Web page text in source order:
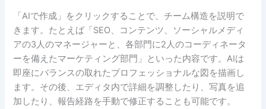
「AIで作成」をクリックすることで、チーム構造を説明で
きます。たとえば「SEO、コンテンツ、ソーシャルメディ
アの3人のマネージャーと、各部門に2人のコーディネータ
ーを備えたマーケティング部門」といった内容です。AIは
即座にバランスの取れたプロフェッショナルな図を描画し
ます。その後、エディタ内で詳細を調整したり、写真を追
加したり、報告経路を手動で修正することも可能です。